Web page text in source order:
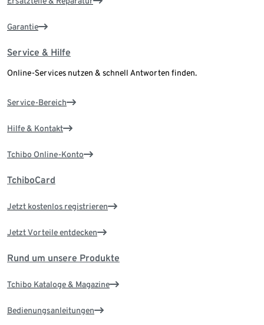
Garantie
Service & Hilfe
Online-Services nutzen & schnell Antworten finden.
Service-Bereich
Hilfe & Kontakt
Tchibo Online-Konto
TchiboCard
Jetzt kostenlos registrieren
Jetzt Vorteile entdecken
Rund um unsere Produkte
Tchibo Kataloge & Magazine
Bedienungsanleitungen